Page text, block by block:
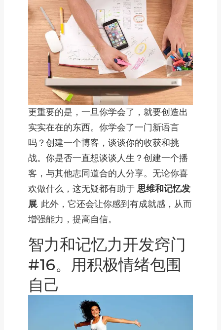
更重要的是，一旦你学会了，就要创造出
实实在在的东西。你学会了一门新语言
吗？创建一个博客，谈谈你的收获和挑
战。你是否一直想谈谈人生？创建一个播
客，与其他志同道合的人分享。无论你喜
欢做什么，这无疑都有助于思维和记忆发
展. 此外，它还会让你感到有成就感，从而
增强能力，提高自信。
智力和记忆力开发窍门
#16。用积极情绪包围
自己